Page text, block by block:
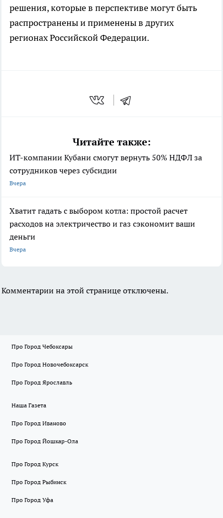
решения, которые в перспективе могут быть
распространены и применены в других
регионах Российской Федерации.
Читайте также:
ИТ-компании Кубани смогут вернуть 50% НДФЛ за
сотрудников через субсидии
Вчера
Хватит гадать с выбором котла: простой расчет
расходов на электричество и газ сэкономит ваши
деньги
Вчера
Комментарии на этой странице отключены.
Про Город Чебоксары
Про Город Новочебоксарск
Про Город Ярославль
Наша Газета
Про Город Иваново
Про Город Йошкар-Ола
Про Город Курск
Про Город Рыбинск
Про Город Уфа